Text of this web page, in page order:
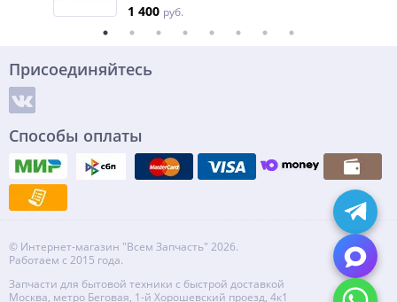
1 400 руб.
Присоединяйтесь
Способы оплаты
© Интернет-магазин "Всем Запчасть" 2026.
Работаем с 2015 года.
Запчасти для бытовой техники с быстрой доставкой
Москва, метро Беговая, 1-й Хорошевский проезд, 4к1